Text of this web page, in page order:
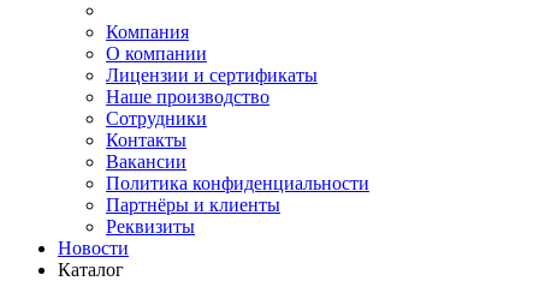
Компания
О компании
Лицензии и сертификаты
Наше производство
Сотрудники
Контакты
Вакансии
Политика конфиденциальности
Партнёры и клиенты
Реквизиты
Новости
Каталог